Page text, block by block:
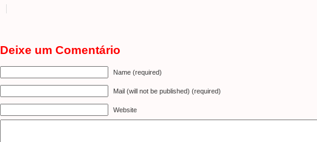
Deixe um Comentário
Name (required)
Mail (will not be published) (required)
Website